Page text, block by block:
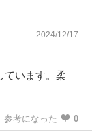
2024/12/17
ています。柔
参考になった 0